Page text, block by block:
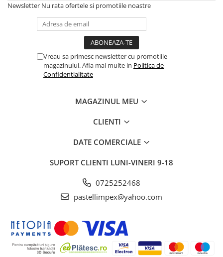
Newsletter Nu rata ofertele si promotiile noastre
Vreau sa primesc newsletter cu promotiile
magazinului. Afla mai multe in Politica de
Confidentialitate
MAGAZINUL MEU
CLIENTI
DATE COMERCIALE
SUPORT CLIENTI LUNI-VINERI 9-18
0725252468
pastellimpex@yahoo.com